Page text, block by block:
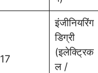
17
इंजीनियरिंग
डिग्री
(इलेक्ट्रिक
ल /